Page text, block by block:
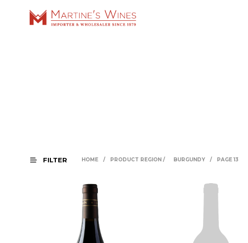
FILTER HOME / PRODUCT REGION / BURGUNDY / PAGE 13